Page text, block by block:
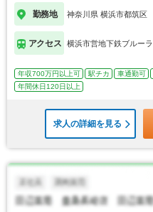
勤務地 神奈川県 横浜市都筑区
アクセス 横浜市営地下鉄ブルー
年収700万円以上可 駅チカ 車通勤可
年間休日120日以上
求人の詳細を見る